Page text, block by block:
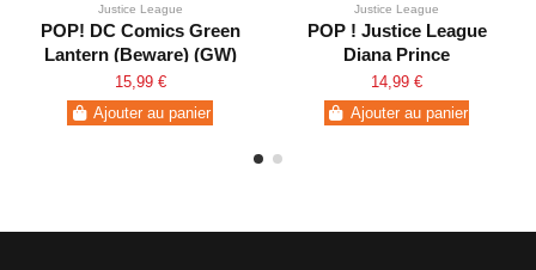
Justice League
POP! DC Comics Green
Lantern (Beware) (GW)
530
15,99 €
Ajouter au panier
Justice League
POP ! Justice League
Diana Prince
14,99 €
Ajouter au panier